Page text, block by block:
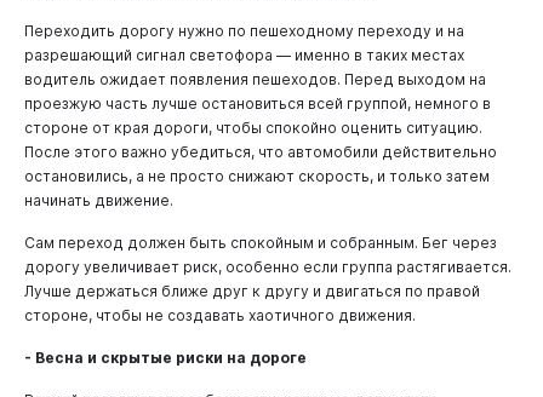
Переходить дорогу нужно по пешеходному переходу и на
разрешающий сигнал светофора — именно в таких местах
водитель ожидает появления пешеходов. Перед выходом на
проезжую часть лучше остановиться всей группой, немного в
стороне от края дороги, чтобы спокойно оценить ситуацию.
После этого важно убедиться, что автомобили действительно
остановились, а не просто снижают скорость, и только затем
начинать движение.
Сам переход должен быть спокойным и собранным. Бег через
дорогу увеличивает риск, особенно если группа растягивается.
Лучше держаться ближе друг к другу и двигаться по правой
стороне, чтобы не создавать хаотичного движения.
- Весна и скрытые риски на дороге